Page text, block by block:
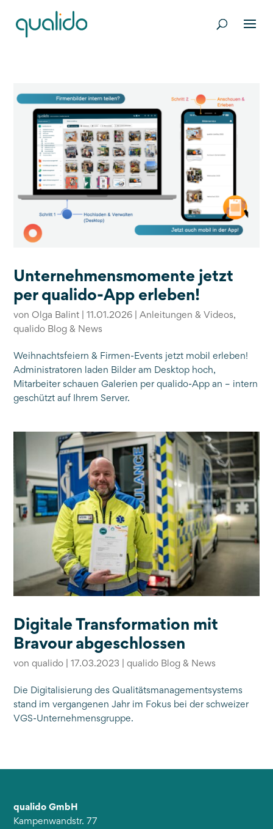
Unternehmensmomente jetzt
per qualido-App erleben!
vonOlga Balint |11.01.2026 |Anleitungen & Videos,
qualido Blog & News
Weihnachtsfeiern & Firmen-Events jetzt mobil erleben!
Administratoren laden Bilder am Desktop hoch,
Mitarbeiter schauen Galerien per qualido-App an – intern
geschützt auf Ihrem Server.
Digitale Transformation mit
Bravour abgeschlossen
vonqualido |17.03.2023 |qualido Blog & News
Die Digitalisierung des Qualitätsmanagementsystems
stand im vergangenen Jahr im Fokus bei der schweizer
VGS-Unternehmensgruppe.
qualido GmbH
Kampenwandstr. 77